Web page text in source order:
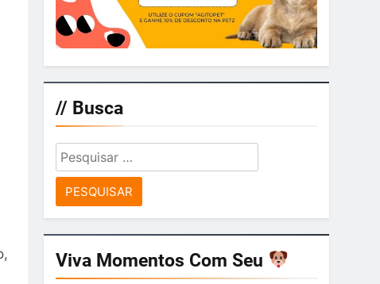
// Busca
Pesquisar
por:
Viva Momentos Com Seu